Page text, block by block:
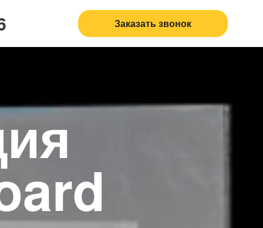
Заказать звонок